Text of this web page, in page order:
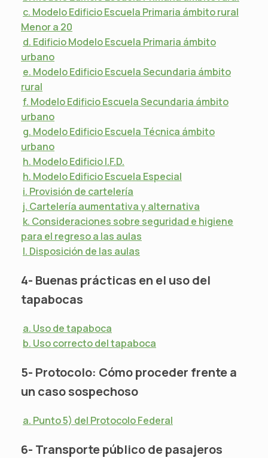
c. Modelo Edificio Escuela Primaria ámbito rural
Menor a 20
d. Edificio Modelo Escuela Primaria ámbito
urbano
e. Modelo Edificio Escuela Secundaria ámbito
rural
f. Modelo Edificio Escuela Secundaria ámbito
urbano
g. Modelo Edificio Escuela Técnica ámbito
urbano
h. Modelo Edificio I.F.D.
h. Modelo Edificio Escuela Especial
i. Provisión de cartelería
j. Cartelería aumentativa y alternativa
k. Consideraciones sobre seguridad e higiene
para el regreso a las aulas
l. Disposición de las aulas
4- Buenas prácticas en el uso del
tapabocas
a. Uso de tapaboca
b. Uso correcto del tapaboca
5- Protocolo: Cómo proceder frente a
un caso sospechoso
a. Punto 5) del Protocolo Federal
6- Transporte público de pasajeros